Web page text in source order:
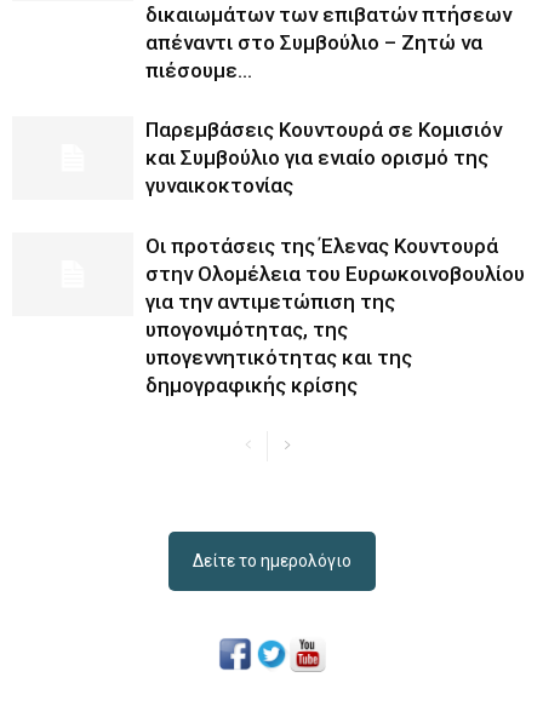
δικαιωμάτων των επιβατών πτήσεων
απέναντι στο Συμβούλιο – Ζητώ να
πιέσουμε...
Παρεμβάσεις Κουντουρά σε Κομισιόν
και Συμβούλιο για ενιαίο ορισμό της
γυναικοκτονίας
Οι προτάσεις της Έλενας Κουντουρά
στην Ολομέλεια του Ευρωκοινοβουλίου
για την αντιμετώπιση της
υπογονιμότητας, της
υπογεννητικότητας και της
δημογραφικής κρίσης
Δείτε το ημερολόγιο